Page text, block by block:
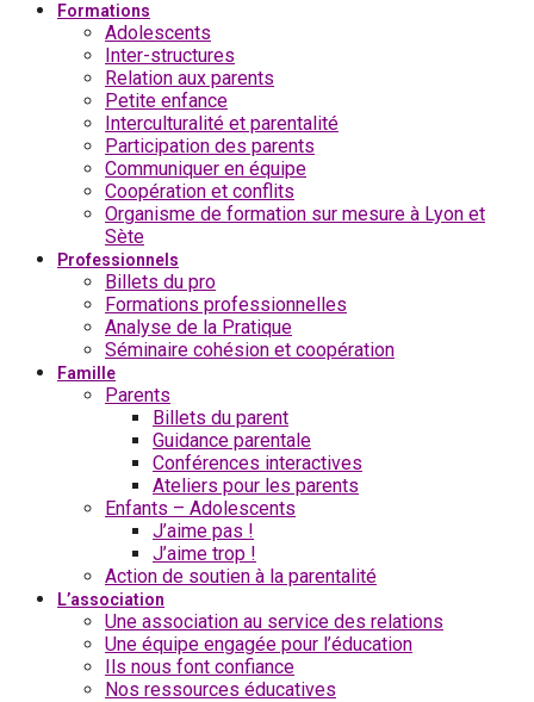
Formations
Adolescents
Inter-structures
Relation aux parents
Petite enfance
Interculturalité et parentalité
Participation des parents
Communiquer en équipe
Coopération et conflits
Organisme de formation sur mesure à Lyon et
Sète
Professionnels
Billets du pro
Formations professionnelles
Analyse de la Pratique
Séminaire cohésion et coopération
Famille
Parents
Billets du parent
Guidance parentale
Conférences interactives
Ateliers pour les parents
Enfants – Adolescents
J’aime pas !
J’aime trop !
Action de soutien à la parentalité
L’association
Une association au service des relations
Une équipe engagée pour l’éducation
Ils nous font confiance
Nos ressources éducatives